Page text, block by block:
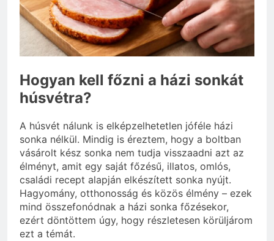
3 Nap Ezelőtt
Hogyan kell főzni a házi sonkát
húsvétra?
A húsvét nálunk is elképzelhetetlen jóféle házi
sonka nélkül. Mindig is éreztem, hogy a boltban
vásárolt kész sonka nem tudja visszaadni azt az
élményt, amit egy saját főzésű, illatos, omlós,
családi recept alapján elkészített sonka nyújt.
Hagyomány, otthonosság és közös élmény – ezek
mind összefonódnak a házi sonka főzésekor,
ezért döntöttem úgy, hogy részletesen körüljárom
ezt a témát.